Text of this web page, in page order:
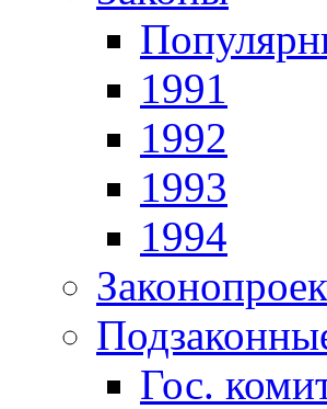
1991
1992
1993
1994
Гос.